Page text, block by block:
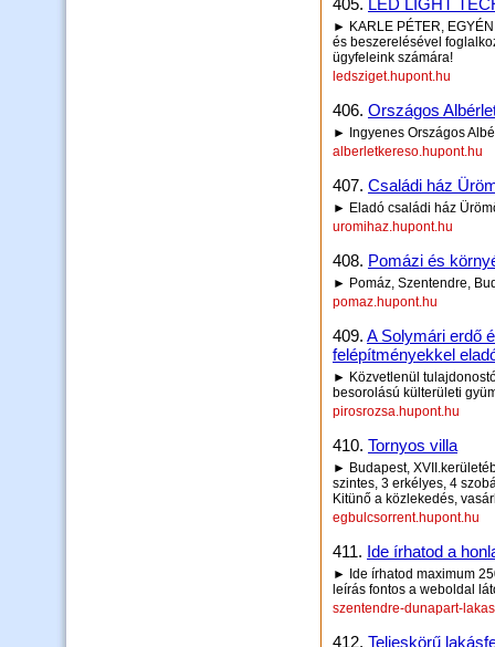
405. LED LIGHT
► KARLE PÉTER,
és beszerelésével
ügyfeleink számára!
ledsziget.hupont.hu
406. Országos
► Ingyenes Országos
alberletkereso.hupont.hu
407. Családi ház
► Eladó családi ház
uromihaz.hupont.hu
408. Pomázi és
► Pomáz, Szentendre,
pomaz.hupont.hu
409. A Solymári erdő
felépítményekkel
► Közvetlenül
besorolású külterületi
pirosrozsa.hupont.hu
410. Tornyos villa
► Budapest,
szintes, 3 erkélyes, 4
Kitünő a közlekedés,
egbulcsorrent.hupont.hu
411. Ide írhatod a
► Ide írhatod maximum
leírás fontos a weboldal
szentendre-dunapart-
412. Teljeskörű